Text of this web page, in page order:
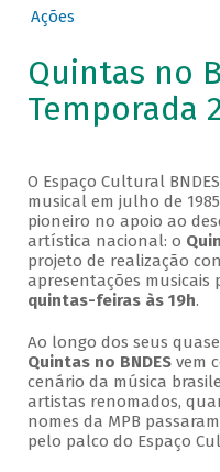
Ações
Quintas no
Temporada
O Espaço Cultural
musical em julho de
pioneiro no apoio ao
artística nacional: o
projeto de realização
apresentações musicais
quintas-feiras às 19h.
Ao longo dos seus
Quintas no BNDESvem
cenário da música
artistas renomados,
nomes da MPB
pelo palco do Espaço